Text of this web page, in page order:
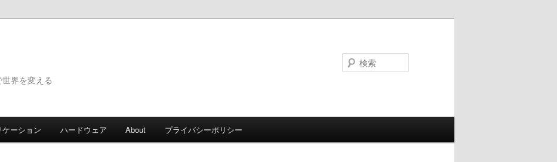
界を変える
ケーション ハードウェア About プライバシーポリシー